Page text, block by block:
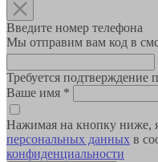
Введите номер телефона
Мы отправим вам код в
Требуется подтверждение
Ваше имя *
Нажимая на кнопку ниже,
персональных данных в
конфиденциальности